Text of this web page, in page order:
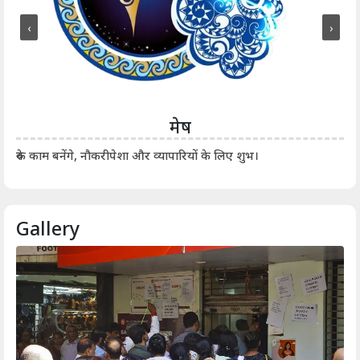
मेष
रुके काम बनेंगे, नौकरीपेशा और व्यापारियों के लिए शुभ।
‹ ›
Gallery